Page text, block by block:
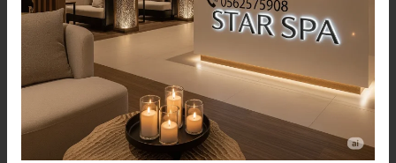
الرياض